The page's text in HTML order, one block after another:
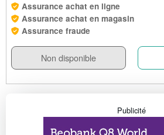
Assurance achat en ligne
Assurance achat en magasin
Assurance fraude
Non disponible
Publicité